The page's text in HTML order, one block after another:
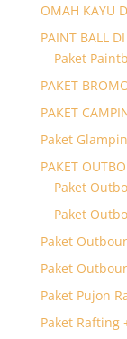
OMAH KAYU
PAINT BALL
Paket
PAKET
PAKET
Paket
PAKET
Paket
Paket
Paket
Paket
Paket Pujon
Paket Rafting